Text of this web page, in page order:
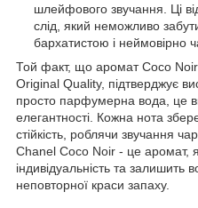
шлейфового звучання. Ці
слід, який неможливо
бархатистою і неймовірно
Той факт, що аромат Coco
Original Quality, підтверджує
просто парфумерна вода, це
елегантності. Кожна нота
стійкість, роблячи звучання
Chanel Coco Noir - це аромат,
індивідуальність та залишить
неповторної краси запаху.